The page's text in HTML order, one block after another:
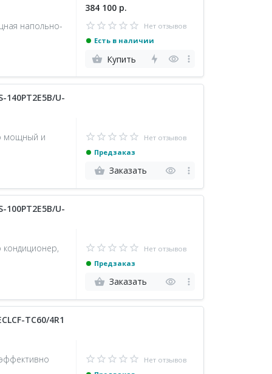
напольно-
384 100 р.
Нет отзывов
Есть в наличии
Купить
U-
мощный и
Нет отзывов
Предзаказ
Заказать
U-
кондиционер,
Нет отзывов
Предзаказ
Заказать
TC60/4R1
Нет отзывов